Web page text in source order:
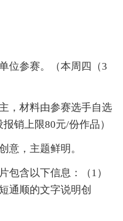
位参赛。（本周四（3
，材料由参赛选手自选
销上限80元/份作品）
意，主题鲜明。
包含以下信息：（1）
通顺的文字说明创